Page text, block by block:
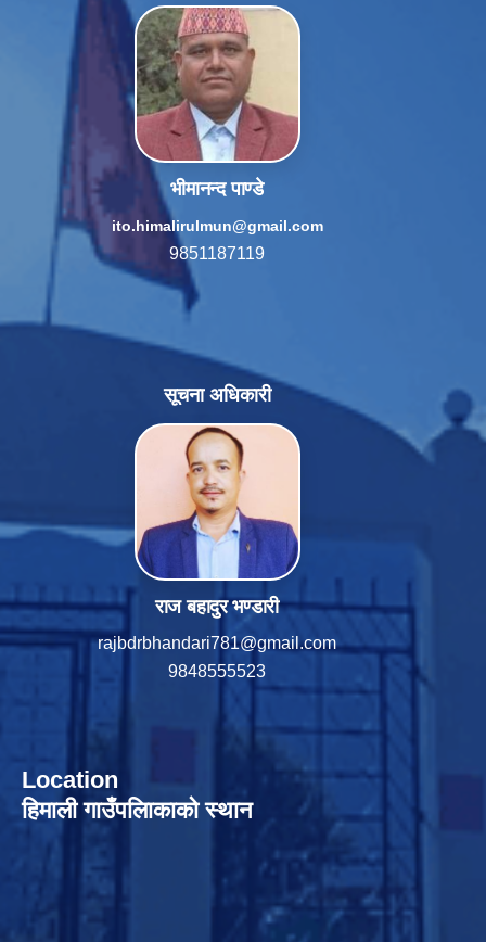
भीमानन्द पाण्डे
ito.himalirulmun@gmail.com
9851187119
सूचना अधिकारी
राज बहादुर भण्डारी
rajbdrbhandari781@gmail.com
9848555523
Location
हिमाली गाउँपलािकाको स्थान